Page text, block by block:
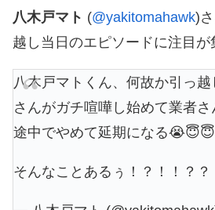
八木戸マト (@yakitomahawk)
越し当日のエピソードに注目が
八木戸マトくん、何故か引っ
さんがガチ喧嘩し始めて業者
途中でやめて延期になる
そんなことあるぅ！？！！？？